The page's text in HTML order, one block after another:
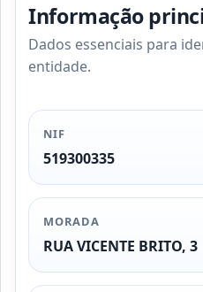
Informação
Dados essenciais para
entidade.
NIF
519300335
MORADA
RUA VICENTE BRITO, 3